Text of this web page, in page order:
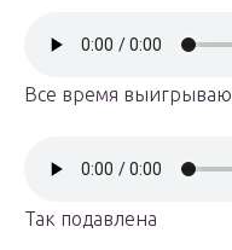
Все время выигрываю
Так подавлена